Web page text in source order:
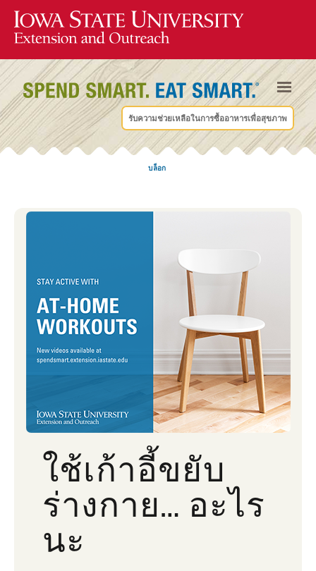
รับความช่วยเหลือในการซื้ออาหารเพื่อสุขภาพ
บล็อก
ใช้เก้าอี้ขยับ
ร่างกาย… อะไร
นะ